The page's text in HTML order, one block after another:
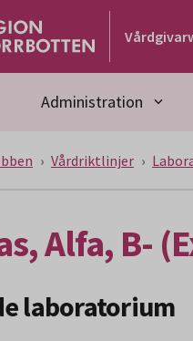
Administration
Vårdriktlinjer
Alfa, B-
laboratorium